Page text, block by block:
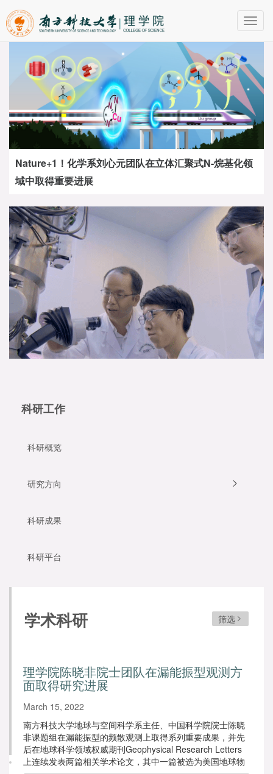
Nature+1！化学系刘心元团队在立体汇聚式N-烷基化领
域中取得重要进展
科研工作
科研概览
研究方向
科研成果
科研平台
学术科研 筛选
理学院陈晓非院士团队在漏能振型观测方
面取得研究进展
March 15, 2022
南方科技大学地球与空间科学系主任、中国科学院院士陈晓
非课题组在漏能振型的频散观测上取得系列重要成果，并先
后在地球科学领域权威期刊Geophysical Research Letters
上连续发表两篇相关学术论文，其中一篇被选为美国地球物